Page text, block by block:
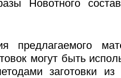
Новотного
предлагаемого
могут быть
заготовки